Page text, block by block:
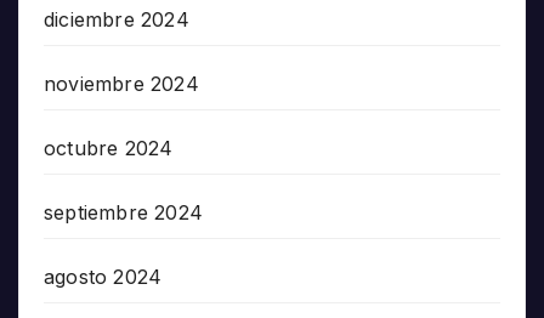
diciembre 2024
noviembre 2024
octubre 2024
septiembre 2024
agosto 2024